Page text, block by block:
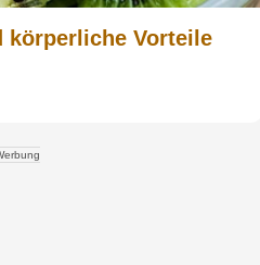
körperliche Vorteile